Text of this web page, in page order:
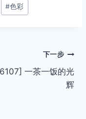
#色彩
下一步
一茶一饭的光
辉